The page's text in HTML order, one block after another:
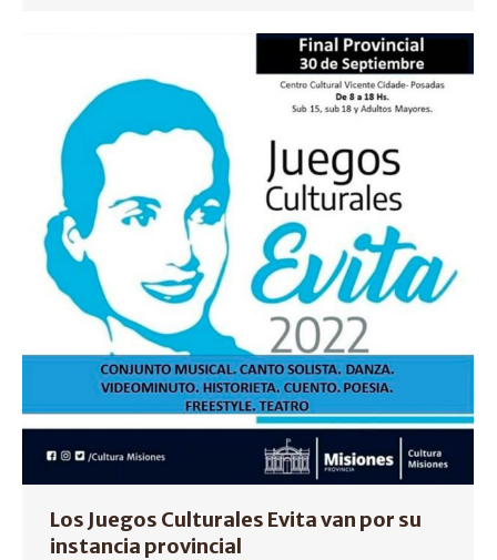
Los Juegos Culturales Evita van por su
instancia provincial